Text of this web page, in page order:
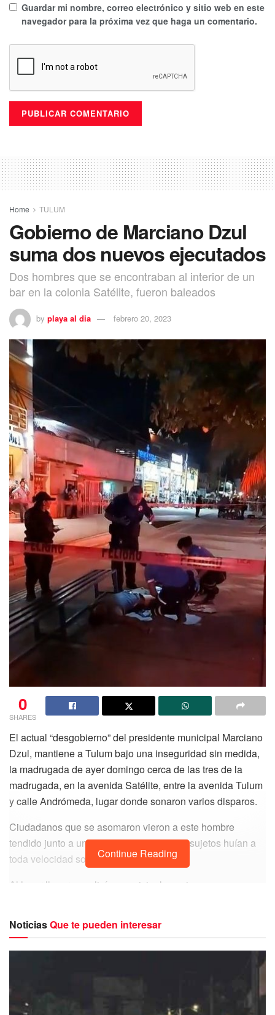
Guardar mi nombre, correo electrónico y sitio web en este
navegador para la próxima vez que haga un comentario.
Home TULUM
Gobierno de Marciano Dzul
suma dos nuevos ejecutados
Dos hombres que se encontraban al interior de un
bar en la colonia Satélite, fueron baleados
by playa al dia febrero 20, 2023
0
SHARES
El actual “desgobierno” del presidente municipal Marciano
Dzul, mantiene a Tulum bajo una inseguridad sin medida,
la madrugada de ayer domingo cerca de las tres de la
madrugada, en la avenida Satélite, entre la avenida Tulum
y calle Andrómeda, lugar donde sonaron varios disparos.
Ciudadanos que se asomaron vieron a este hombre
tendido junto a un vehículo, mientras dos sujetos huían a
toda velocidad sobre una motocicleta.
Al lugar llegaron policías municipales quienes
Continue Reading
NoticiasQue te pueden interesar